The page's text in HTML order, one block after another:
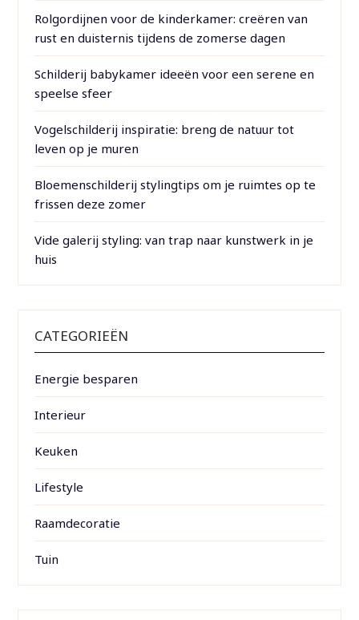
Rolgordijnen voor de kinderkamer: creëren van
rust en duisternis tijdens de zomerse dagen
Schilderij babykamer ideeën voor een serene en
speelse sfeer
Vogelschilderij inspiratie: breng de natuur tot
leven op je muren
Bloemenschilderij stylingtips om je ruimtes op te
frissen deze zomer
Vide galerij styling: van trap naar kunstwerk in je
huis
CATEGORIEËN
Energie besparen
Interieur
Keuken
Lifestyle
Raamdecoratie
Tuin